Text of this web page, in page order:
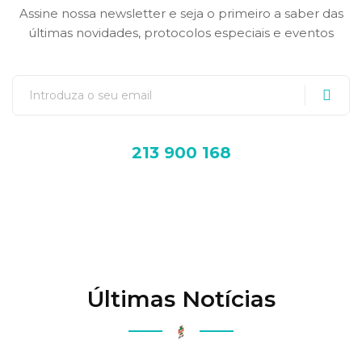
Assine nossa newsletter e seja o primeiro a saber das
últimas novidades, protocolos especiais e eventos
213 900 168
Últimas Notícias